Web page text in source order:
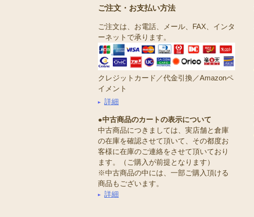
ご注文・お支払い方法
ご注文は、お電話、メール、FAX、インタ
ーネットで承ります。
クレジットカード／代金引換／Amazonペ
イメント
詳細
●中古商品のカートの表示について
中古商品につきましては、実店舗と倉庫
の在庫を確認させて頂いて、その都度お
客様に在庫のご連絡をさせて頂いており
ます。（ご購入が前提となります）
※中古商品の中には、一部ご購入頂ける
商品もございます。
詳細